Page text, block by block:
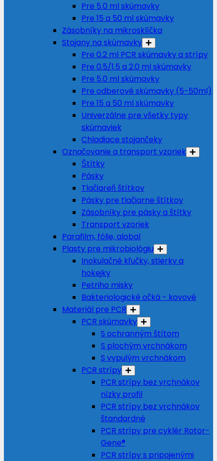
Pre 5.0 ml skúmavky
Pre 15 a 50 ml skúmavky
Zásobníky na mikrosklíčka
Stojany na skúmavky
Pre 0.2 ml PCR skúmavky a strípy
Pre 0.5/1.5 a 2.0 ml skúmavky
Pre 5.0 ml skúmavky
Pre odberové skúmavky (5-50ml)
Pre 15 a 50 ml skúmavky
Univerzálne pre všetky typy
skúmaviek
Chladiace stojančeky
Označovanie a transport vzoriek
Štítky
Pásky
Tlačiareň štítkov
Pásky pre tlačiarne štítkov
Zásobníky pre pásky a štítky
Transport vzoriek
Parafilm, fólie, alobal
Plasty pre mikrobiológiu
Inokulačné kľučky, stierky a
hokejky
Petriho misky
Bakteriologické očká - kovové
Materiál pre PCR
PCR skúmavky
S ochranným štítom
S plochým vrchnákom
S vypulým vrchnákom
PCR strípy
PCR strípy bez vrchnákov
nízky profil
PCR strípy bez vrchnákov
štandardné
PCR strípy pre cyklér Rotor-
Gene®
PCR strípy s pripojenými